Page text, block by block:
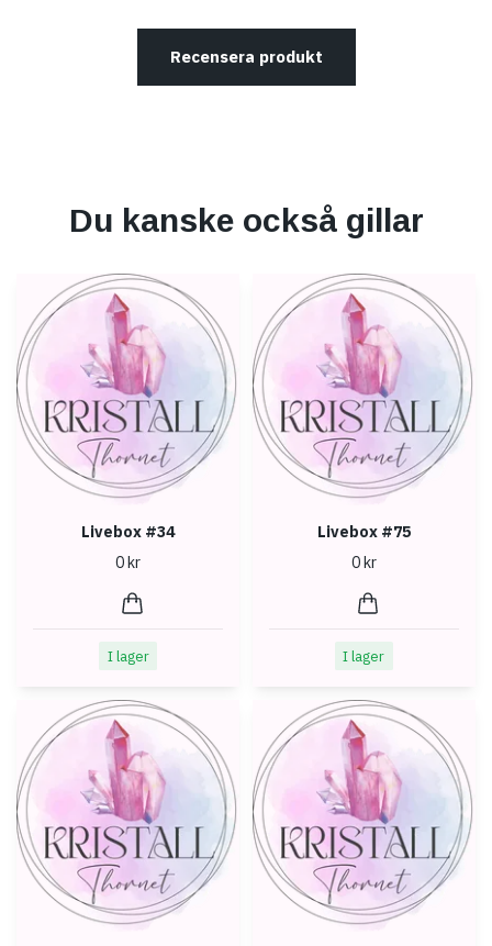
Recensera produkt
Du kanske också gillar
Livebox #34
0 kr
I lager
Livebox #75
0 kr
I lager